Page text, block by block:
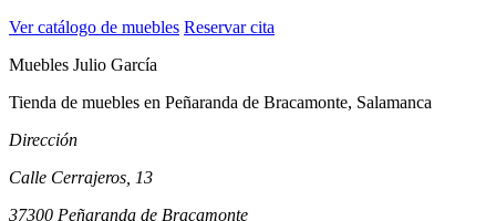
Ver catálogo de muebles Reservar cita
Muebles Julio García
Tienda de muebles en Peñaranda de Bracamonte, Salamanca
Dirección
Calle Cerrajeros, 13
37300 Peñaranda de Bracamonte